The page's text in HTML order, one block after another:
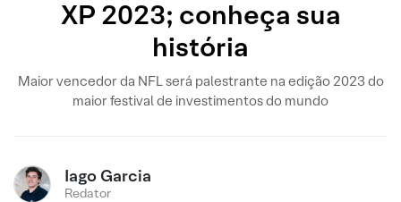
XP 2023; conheça sua
história
Maior vencedor da NFL será palestrante na edição 2023 do
maior festival de investimentos do mundo
Iago Garcia
Redator